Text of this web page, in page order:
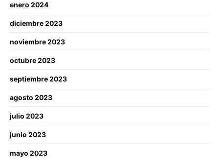
enero 2024
diciembre 2023
noviembre 2023
octubre 2023
septiembre 2023
agosto 2023
julio 2023
junio 2023
mayo 2023